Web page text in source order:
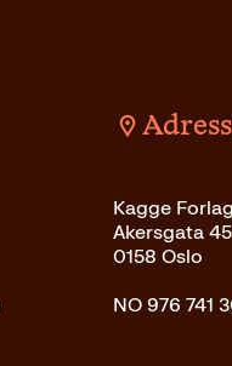
Kagge
Akersgata 45
0158 Oslo
NO 976 741